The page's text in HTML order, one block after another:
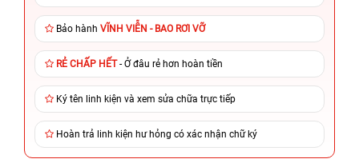
Bảo hành VĨNH VIỄN - BAO RƠI VỠ
RẺ CHẤP HẾT- Ở đâu rẻ hơn hoàn tiền
Ký tên linh kiện và xem sửa chữa trực tiếp
Hoàn trả linh kiện hư hỏng có xác nhận chữ ký